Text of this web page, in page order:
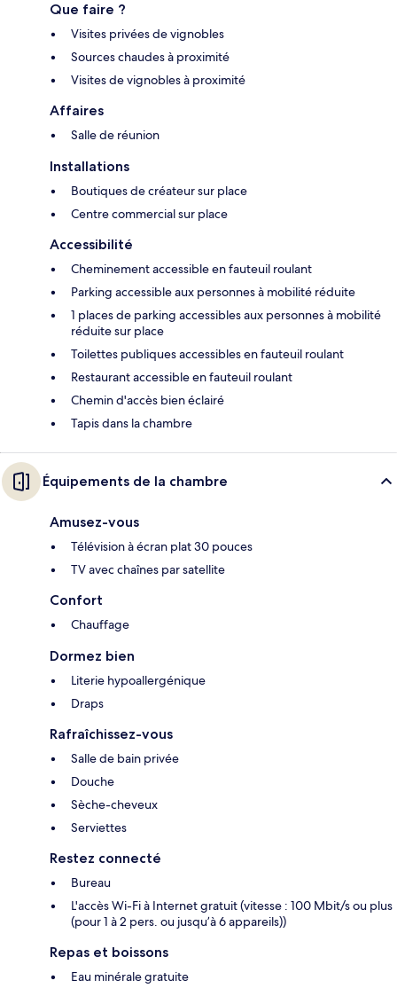
Que faire ?
Visites privées de vignobles
Sources chaudes à proximité
Visites de vignobles à proximité
Affaires
Salle de réunion
Installations
Boutiques de créateur sur place
Centre commercial sur place
Accessibilité
Cheminement accessible en fauteuil roulant
Parking accessible aux personnes à mobilité réduite
1 places de parking accessibles aux personnes à mobilité
réduite sur place
Toilettes publiques accessibles en fauteuil roulant
Restaurant accessible en fauteuil roulant
Chemin d'accès bien éclairé
Tapis dans la chambre
Équipements de la chambre
Amusez-vous
Télévision à écran plat 30 pouces
TV avec chaînes par satellite
Confort
Chauffage
Dormez bien
Literie hypoallergénique
Draps
Rafraîchissez-vous
Salle de bain privée
Douche
Sèche-cheveux
Serviettes
Restez connecté
Bureau
L'accès Wi-Fi à Internet gratuit (vitesse : 100 Mbit/s ou plus
(pour 1 à 2 pers. ou jusqu’à 6 appareils))
Repas et boissons
Eau minérale gratuite